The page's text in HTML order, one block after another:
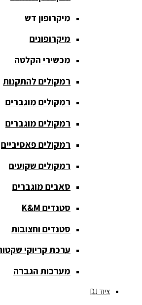
כריזה
ומגפונים
מדונה
אלחוטית
מיקסר
מוגברים
מיקרופון
הקלטה
רמקולים
מיקרופון דש
מיקרופונים
מכשירי הקלטה
רמקולים להתקנות
רמקולים מוגברים
רמקולים מוגברים
רמקולים פאסיביים
רמקולים שקועים
סאבים מוגברים
סטנדים K&M
סטנדים וחצובות
ערכת קריוקי שקטות
מערכות הגברה
ציוד DJ